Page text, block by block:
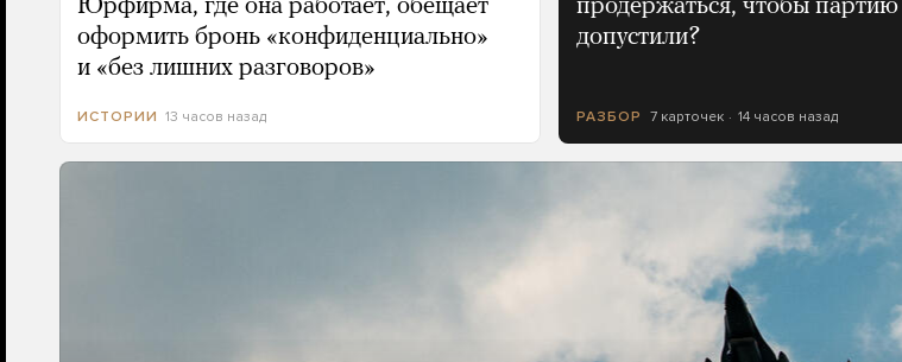
Юрфирма, где она работает, обещает
оформить бронь «конфиденциально»
и «без лишних разговоров»
ИСТОРИИ 13 часов назад
продержаться, чтобы партию
допустили?
РАЗБОР 7 карточек 14 часов назад